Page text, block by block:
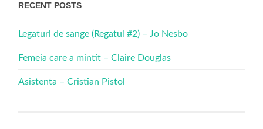
RECENT POSTS
Legaturi de sange (Regatul #2) – Jo Nesbo
Femeia care a mintit – Claire Douglas
Asistenta – Cristian Pistol